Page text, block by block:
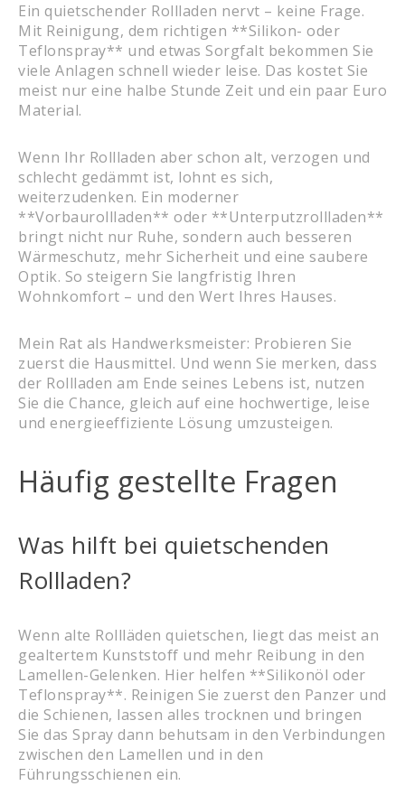
Ein quietschender Rollladen nervt – keine Frage.
Mit Reinigung, dem richtigen **Silikon- oder
Teflonspray** und etwas Sorgfalt bekommen Sie
viele Anlagen schnell wieder leise. Das kostet Sie
meist nur eine halbe Stunde Zeit und ein paar Euro
Material.
Wenn Ihr Rollladen aber schon alt, verzogen und
schlecht gedämmt ist, lohnt es sich,
weiterzudenken. Ein moderner
**Vorbaurollladen** oder **Unterputzrollladen**
bringt nicht nur Ruhe, sondern auch besseren
Wärmeschutz, mehr Sicherheit und eine saubere
Optik. So steigern Sie langfristig Ihren
Wohnkomfort – und den Wert Ihres Hauses.
Mein Rat als Handwerksmeister: Probieren Sie
zuerst die Hausmittel. Und wenn Sie merken, dass
der Rollladen am Ende seines Lebens ist, nutzen
Sie die Chance, gleich auf eine hochwertige, leise
und energieeffiziente Lösung umzusteigen.
Häufig gestellte Fragen
Was hilft bei quietschenden
Rollladen?
Wenn alte Rollläden quietschen, liegt das meist an
gealtertem Kunststoff und mehr Reibung in den
Lamellen-Gelenken. Hier helfen **Silikonöl oder
Teflonspray**. Reinigen Sie zuerst den Panzer und
die Schienen, lassen alles trocknen und bringen
Sie das Spray dann behutsam in den Verbindungen
zwischen den Lamellen und in den
Führungsschienen ein.